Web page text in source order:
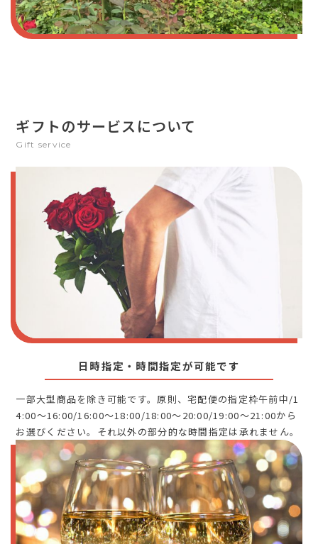
ギフトのサービスについて
Gift service
日時指定・時間指定が可能です
一部大型商品を除き可能です。原則、宅配便の指定枠午前中/1
4:00～16:00/16:00～18:00/18:00～20:00/19:00～21:00から
お選びください。それ以外の部分的な時間指定は承れません。